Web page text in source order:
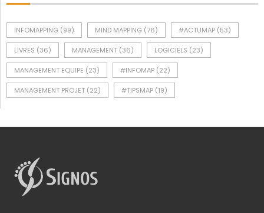
INFOMAPPING (99) MIND MAPPING (76) #ACTUMAP (53)
LIVRES (36) MANAGEMENT (36) LOGICIELS (23)
MANAGEMENT EQUIPE (23) #INFOMAP (22)
MANAGEMENT PROJET (22) #TIPSMAP (19)